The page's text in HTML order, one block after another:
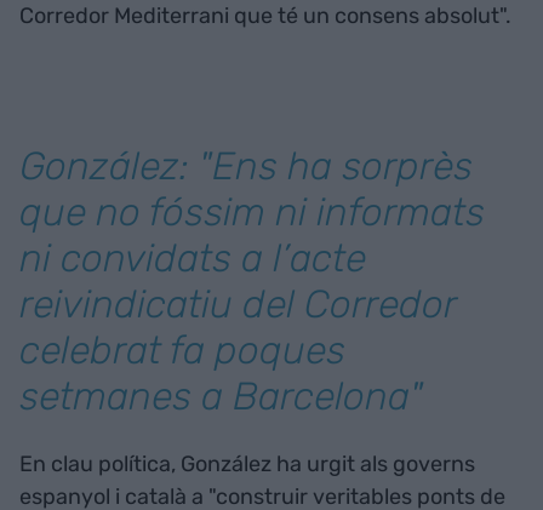
Corredor Mediterrani que té un consens absolut".
González: "Ens ha sorprès
que no fóssim ni informats
ni convidats a l’acte
reivindicatiu del Corredor
celebrat fa poques
setmanes a Barcelona"
En clau política, González ha urgit als governs
espanyol i català a "construir veritables ponts de